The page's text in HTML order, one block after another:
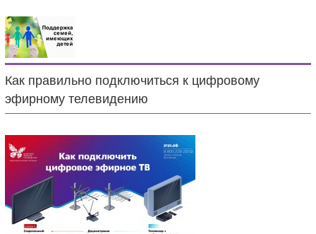
Как правильно подключиться к цифровому
эфирному телевидению